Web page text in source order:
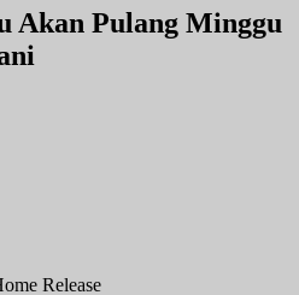
Akan Pulang Minggu